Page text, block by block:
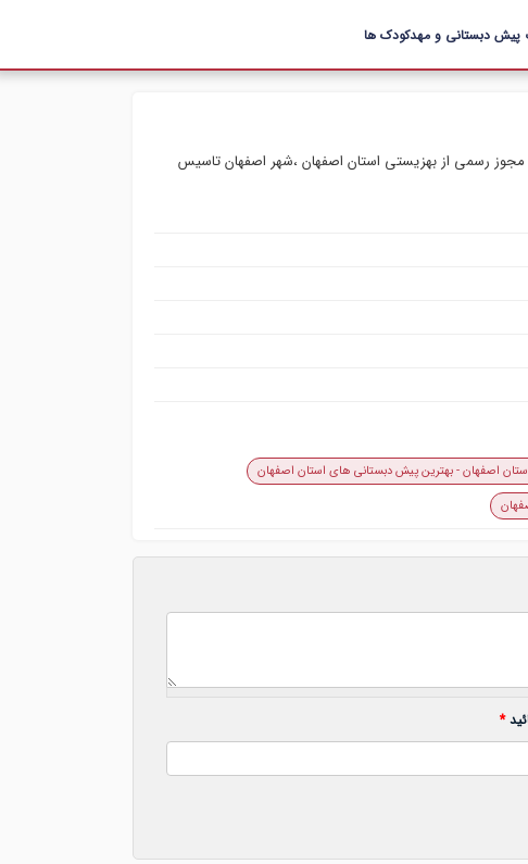
پیش دبستانی و مهدکودک ها
مهرمادرانه با مدیریت خانم مریم صادقی در سال ۱۳۹۶ با مجوز رسمی از بهزیستی استان اصفهان ،شهر اصفهان تاسیس
اصفهان - بهترین پیش دبستانی های استان اصفهان
*